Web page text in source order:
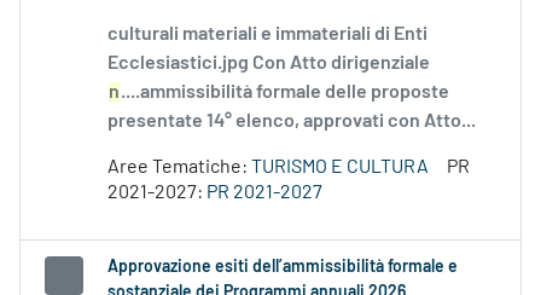
culturali materiali e immateriali di Enti
Ecclesiastici.jpg Con Atto dirigenziale
n....ammissibilità formale delle proposte
presentate 14° elenco, approvati con Atto...
Aree Tematiche: TURISMO E CULTURA
PR
2021-2027: PR 2021-2027
Approvazione esiti dell’ammissibilità formale e